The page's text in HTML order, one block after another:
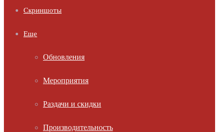
Скриншоты
Еще
Обновления
Мероприятия
Раздачи и скидки
Производительность